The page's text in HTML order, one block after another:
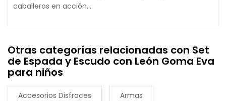
caballeros en acción....
Otras categorías relacionadas con Set
de Espada y Escudo con León Goma Eva
para niños
Accesorios Disfraces Armas